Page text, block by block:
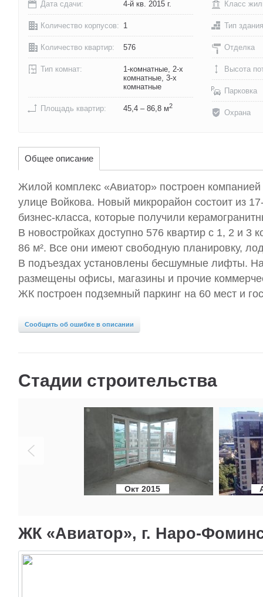
Дата сдачи: 4-й кв. 2015 г.
Количество корпусов: 1
Количество квартир: 576
Тип комнат:
1-комнатные, 2-х
комнатные, 3-х
комнатные
Площадь квартир: 45,4 – 86,8 м2
Класс
Тип
Отделка
Высота
Парковка
Охрана
Общее описание
Жилой комплекс «Авиатор» построен
улице Войкова. Новый микрорайон состоит из
бизнес-класса, которые получили
В новостройках доступно 576 квартир с 1, 2 и 3
86 м². Все они имеют свободную планировку,
В подъездах установлены бесшумные лифты.
размещены офисы, магазины и прочие
ЖК построен подземный паркинг на 60 мест и
Сообщить об ошибке в описании
Стадии строительства
Окт 2015
ЖК «Авиатор», г. Наро-